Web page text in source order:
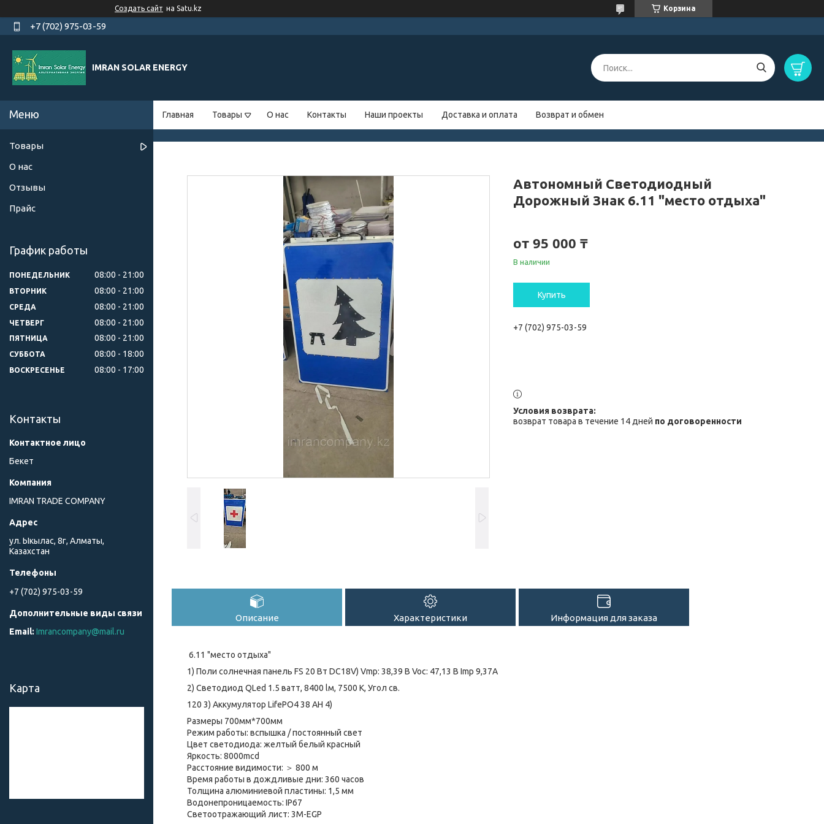
Создать сайт на Satu.kz Корзина
+7 (702) 975-03-59
IMRAN SOLAR ENERGY
Главная Товары О нас Контакты Наши проекты Доставка и оплата Возврат и обмен
Автономный Светодиодный
Дорожный Знак 6.11 "место отдыха"
от 95 000 ₸
В наличии
Купить
+7 (702) 975-03-59
возврат товара в течение 14 дней по договоренности
Описание Характеристики Информация для заказа
6.11 "место отдыха"
1) Поли солнечная панель FS 20 Вт DC18V) Vmp: 38,39 В Voc: 47,13 В Imp 9,37A
2) Светодиод QLed 1.5 ватт, 8400 lм, 7500 К, Угол св.
120 3) Аккумулятор LifePO4 38 АН 4)
Размеры 700мм*700мм
Режим работы: вспышка / постоянный свет
Цвет светодиода: желтый белый красный
Яркость: 8000mcd
Расстояние видимости: ＞ 800 м
Время работы в дождливые дни: 360 часов
Толщина алюминиевой пластины: 1,5 мм
Водонепроницаемость: IP67
Светоотражающий лист: 3M-EGP
Товары
О нас
Отзывы
Прайс
График работы
ПОНЕДЕЛЬНИК 08:00 21:00
ВТОРНИК 08:00 21:00
СРЕДА 08:00 21:00
ЧЕТВЕРГ 08:00 21:00
ПЯТНИЦА 08:00 21:00
СУББОТА 08:00 18:00
ВОСКРЕСЕНЬЕ 08:00 17:00
Контакты
Бекет
IMRAN TRADE COMPANY
ул. Ыкылас, 8г, Алматы,
Казахстан
+7 (702) 975-03-59
Imrancompany@mail.ru
Карта